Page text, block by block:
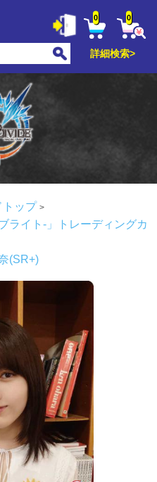
0 0
詳細検索>
トップ
ライト-」トレーディングカ
(SR+)